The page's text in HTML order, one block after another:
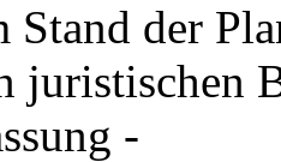
Stand der
juristischen
-